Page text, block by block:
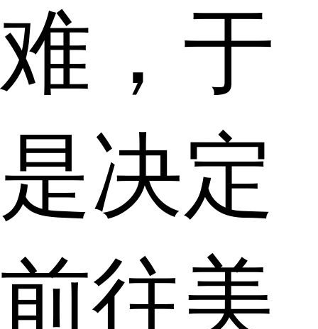
难，于
是决定
前往美